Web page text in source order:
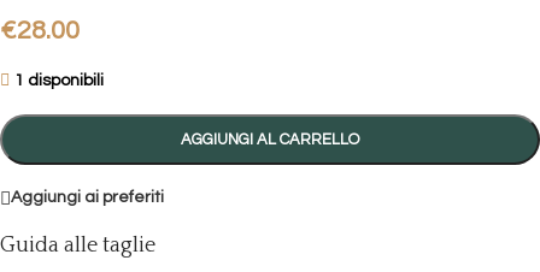
€28.00
1 disponibili
AGGIUNGI AL CARRELLO
Aggiungi ai preferiti
Guida alle taglie